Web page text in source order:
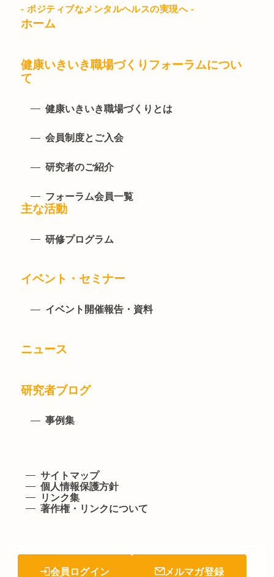
- ポジティブなメンタルヘルスの実現へ -
会員ログイン メルマガ登録
ホーム
健康いきいき職場づくりフォーラムについ
て
健康いきいき職場づくりとは
会員制度とご入会
研究者のご紹介
フォーラム会員一覧
主な活動
研修プログラム
イベント・セミナー
イベント開催報告・資料
ニュース
研究者ブログ
事例集
サイトマップ
個人情報保護方針
リンク集
著作権・リンクについて